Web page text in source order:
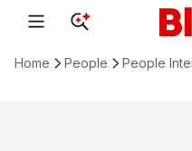
Home People People